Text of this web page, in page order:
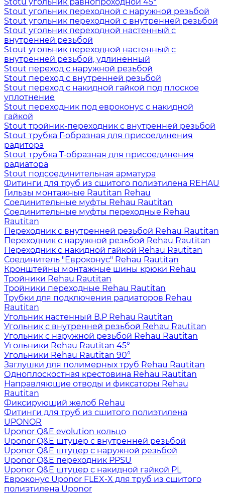
Stout угольник переходной с наружной резьбой
Stout угольник переходной с внутренней резьбой
Stout угольник переходной настенный с
внутренней резьбой
Stout угольник переходной настенный с
внутренней резьбой, удлиненный
Stout переход с наружной резьбой
Stout переход с внутренней резьбой
Stout переход с накидной гайкой под плоское
уплотнение
Stout переходник под евроконус с накидной
гайкой
Stout тройник-переходник с внутренней резьбой
Stout трубка Г-образная для присоединения
радитора
Stout трубка T-образная для присоединения
радиатора
Stout подсоединительная арматура
Фитинги для труб из сшитого полиэтилена REHAU
Гильзы монтажные Rautitan Rehau
Соединительные муфты Rehau Rautitan
Соединительные муфты переходные Rehau
Rautitan
Переходник с внутренней резьбой Rehau Rautitan
Переходник с наружной резьбой Rehau Rautitan
Переходник с накидной гайкой Rehau Rautitan
Соединитель "Евроконус" Rehau Rautitan
Кронштейны монтажные шины крюки Rehau
Тройники Rehau Rautitan
Тройники переходные Rehau Rautitan
Трубки для подключения радиаторов Rehau
Rautitan
Угольник настенный В.Р Rehau Rautitan
Угольник с внутренней резьбой Rehau Rautitan
Угольник с наружной резьбой Rehau Rautitan
Угольники Rehau Rautitan 45°
Угольники Rehau Rautitan 90°
Заглушки для полимерных труб Rehau Rautitan
Одноплоскостная крестовина Rehau Rautitan
Направляющие отводы и фиксаторы Rehau
Rautitan
Фиксирующий желоб Rehau
Фитинги для труб из сшитого полиэтилена
UPONOR
Uponor Q&E evolution кольцо
Uponor Q&E штуцер с внутренней резьбой
Uponor Q&E штуцер с наружной резьбой
Uponor Q&E переходник PPSU
Uponor Q&E штуцер с накидной гайкой PL
Евроконус Uponor FLEX-X для труб из сшитого
полиэтилена Uponor